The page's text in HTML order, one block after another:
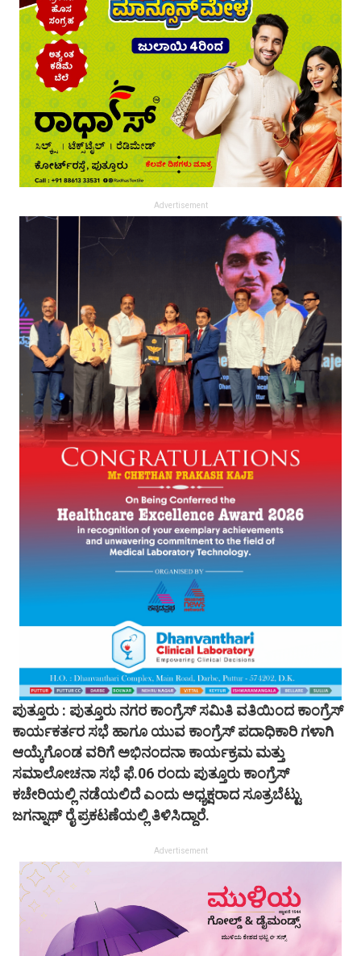
Advertisement
ಪುತ್ತೂರು : ಪುತ್ತೂರು ನಗರ ಕಾಂಗ್ರೆಸ್ ಸಮಿತಿ ವತಿಯಿಂದ ಕಾಂಗ್ರೆಸ್
ಕಾರ್ಯಕರ್ತರ ಸಭೆ ಹಾಗೂ ಯುವ ಕಾಂಗ್ರೆಸ್ ಪದಾಧಿಕಾರಿ ಗಳಾಗಿ
ಆಯ್ಕೆಗೊಂಡ ವರಿಗೆ ಅಭಿನಂದನಾ ಕಾರ್ಯಕ್ರಮ ಮತ್ತು
ಸಮಾಲೋಚನಾ ಸಭೆ ಫೆ.06 ರಂದು ಪುತ್ತೂರು ಕಾಂಗ್ರೆಸ್
ಕಚೇರಿಯಲ್ಲಿ ನಡೆಯಲಿದೆ ಎಂದು ಅಧ್ಯಕ್ಷರಾದ ಸೂತ್ರಬೆಟ್ಟು
ಜಗನ್ನಾಥ್ ರೈ ಪ್ರಕಟಣೆಯಲ್ಲಿ ತಿಳಿಸಿದ್ದಾರೆ.
Advertisement